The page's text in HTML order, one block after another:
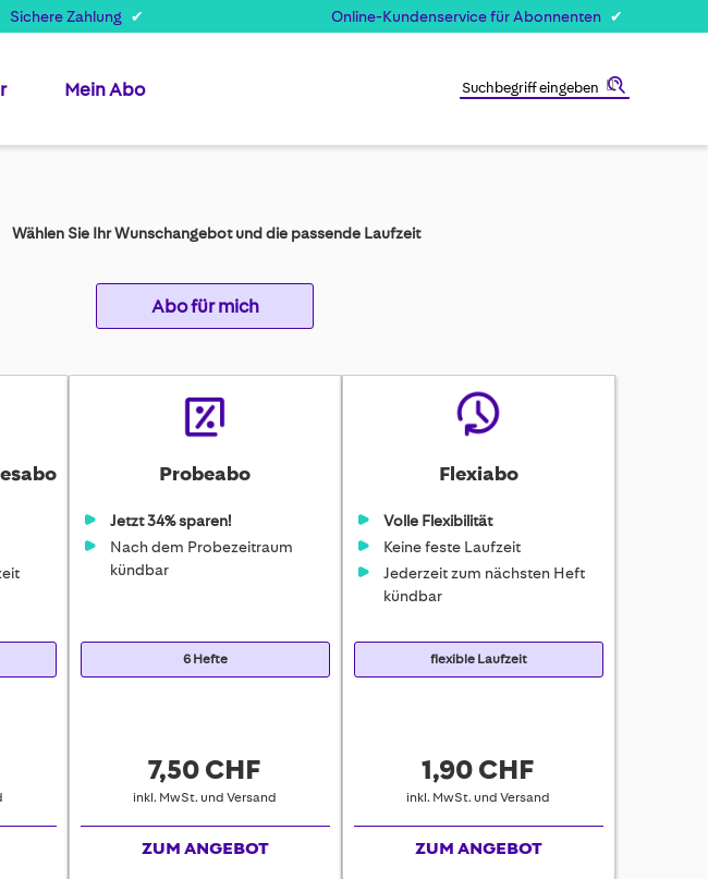
Sichere Zahlung Online-Kundenservice für Abonnenten
Mein Abo
Wählen Sie Ihr Wunschangebot und die passende Laufzeit
Abo für mich
Probeabo
Jetzt 34% sparen!
Nach dem Probezeitraum
kündbar
6 Hefte
7,50 CHF
inkl. MwSt. und Versand
ZUM ANGEBOT
Flexiabo
Volle Flexibilität
Keine feste Laufzeit
Jederzeit zum nächsten Heft
kündbar
flexible Laufzeit
1,90 CHF
inkl. MwSt. und Versand
ZUM ANGEBOT